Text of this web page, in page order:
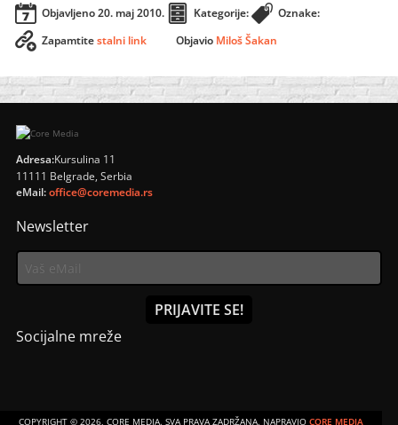
Objavljeno20. maj 2010. Kategorije:
Oznake:
Zapamtitestalni link Objavio Miloš Šakan
Adresa:Kursulina 11
11111 Belgrade, Serbia
eMail:office@coremedia.rs
Newsletter
Socijalne mreže
COPYRIGHT © 2026, CORE MEDIA. SVA PRAVA ZADRŽANA. NAPRAVIOCORE MEDIA